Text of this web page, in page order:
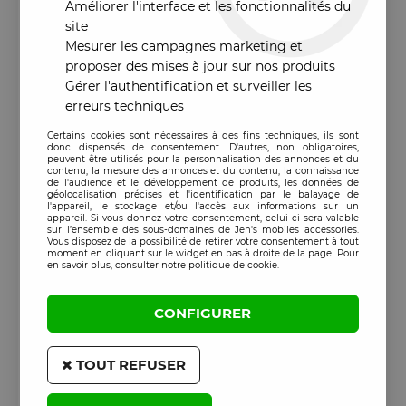
Améliorer l'interface et les fonctionnalités du
site
Mesurer les campagnes marketing et
proposer des mises à jour sur nos produits
Gérer l'authentification et surveiller les
erreurs techniques
Certains cookies sont nécessaires à des fins techniques, ils sont
donc dispensés de consentement. D'autres, non obligatoires,
peuvent être utilisés pour la personnalisation des annonces et du
contenu, la mesure des annonces et du contenu, la connaissance
de l'audience et le développement de produits, les données de
géolocalisation précises et l'identification par le balayage de
l'appareil, le stockage et/ou l'accès aux informations sur un
appareil. Si vous donnez votre consentement, celui-ci sera valable
sur l’ensemble des sous-domaines de Jen's mobiles accessories.
Vous disposez de la possibilité de retirer votre consentement à tout
moment en cliquant sur le widget en bas à droite de la page. Pour
en savoir plus, consulter notre politique de cookie.
CONFIGURER
TOUT REFUSER